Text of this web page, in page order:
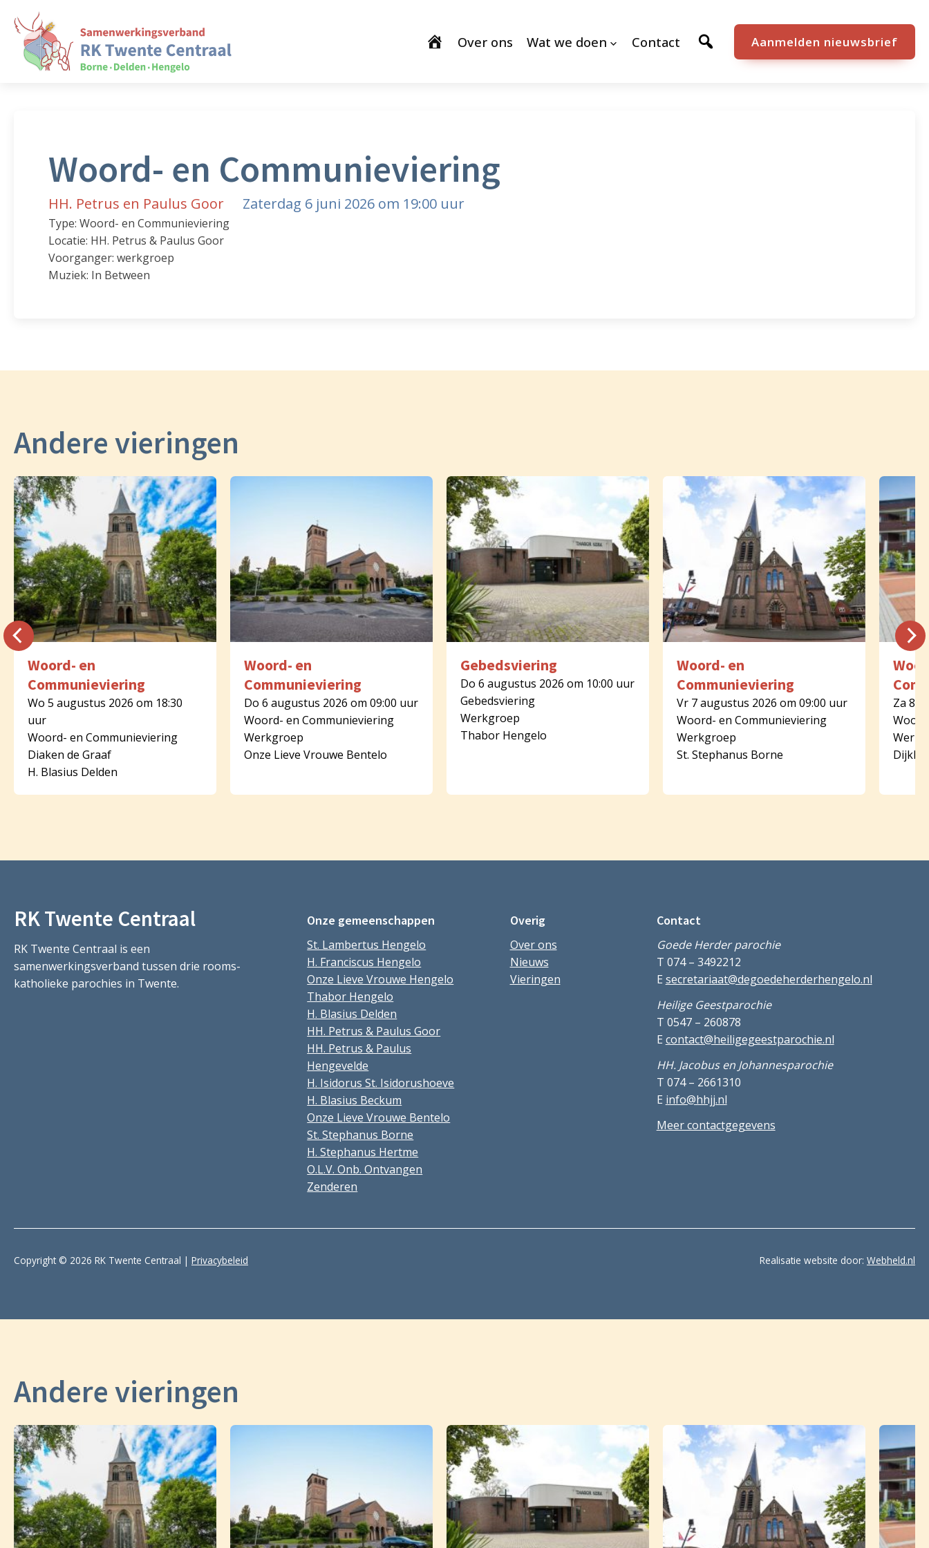
Over ons Wat we doen Contact Aanmelden nieuwsbrief
Woord- en Communieviering
HH. Petrus en Paulus Goor Zaterdag 6 juni 2026 om 19:00 uur
Type: Woord- en Communieviering
Locatie: HH. Petrus & Paulus Goor
Voorganger: werkgroep
Muziek: In Between
Andere vieringen
Woord- en
Communieviering
Wo 5 augustus 2026 om 18:30
uur
Woord- en Communieviering
Diaken de Graaf
H. Blasius Delden
Woord- en
Communieviering
Do 6 augustus 2026 om 09:00 uur
Woord- en Communieviering
Werkgroep
Onze Lieve Vrouwe Bentelo
Gebedsviering
Do 6 augustus 2026 om 10:00 uur
Gebedsviering
Werkgroep
Thabor Hengelo
Woord- en
Communieviering
Vr 7 augustus 2026 om 09:00 uur
Woord- en Communieviering
Werkgroep
St. Stephanus Borne
Za 8
RK Twente Centraal
RK Twente Centraal is een
samenwerkingsverband tussen drie rooms-
katholieke parochies in Twente.
Onze gemeenschappen
St. Lambertus Hengelo
H. Franciscus Hengelo
Onze Lieve Vrouwe Hengelo
Thabor Hengelo
H. Blasius Delden
HH. Petrus & Paulus Goor
HH. Petrus & Paulus
Hengevelde
H. Isidorus St. Isidorushoeve
H. Blasius Beckum
Onze Lieve Vrouwe Bentelo
St. Stephanus Borne
H. Stephanus Hertme
O.L.V. Onb. Ontvangen
Zenderen
Overig
Over ons
Nieuws
Vieringen
Contact
Goede Herder parochie
T 074 – 3492212
E secretariaat@degoedeherderhengelo.nl
Heilige Geestparochie
T 0547 – 260878
E contact@heiligegeestparochie.nl
HH. Jacobus en Johannesparochie
T 074 – 2661310
E info@hhjj.nl
Meer contactgegevens
Copyright © 2026 RK Twente Centraal | Privacybeleid Realisatie website door: Webheld.nl
Andere vieringen